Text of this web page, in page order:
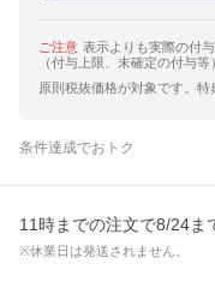
ご注意 表示よりも実際の付
（付与上限、未確定の付与等）
原則税抜価格が対象です。特
条件達成でおトク
11時までの注文で8/24ま
※休業日は発送されません。